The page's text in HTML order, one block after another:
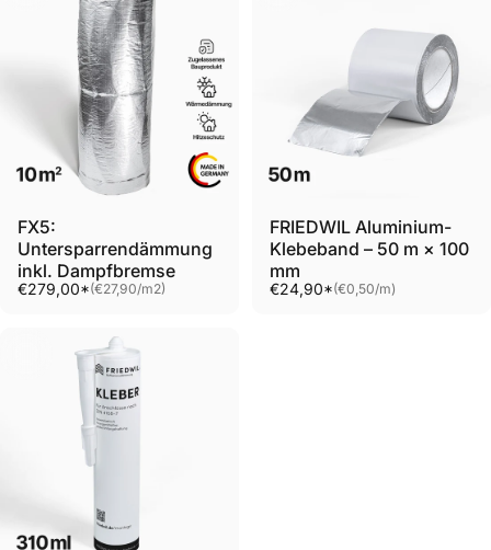
FX5:
Untersparrendämmung
inkl. Dampfbremse
€279,00*
Grundpreis(€27,90/
pro m2)
FRIEDWIL Aluminium-
Klebeband – 50 m × 100
mm
€24,90*
Grundpreis
(€0,50/
pro m)